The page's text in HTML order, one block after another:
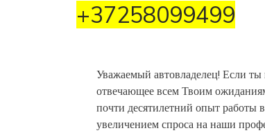
+37258099499
Уважаемый автовладелец! Если
отвечающее всем Твоим
почти десятилетний опыт работы
увеличением спроса на наши